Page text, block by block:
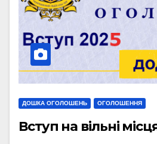
ДОШКА ОГОЛОШЕНЬ ОГОЛОШЕННЯ
Вступ на вільні